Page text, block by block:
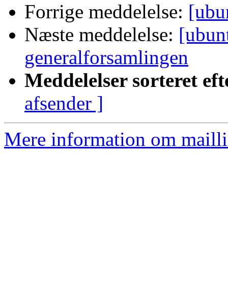
Forrige meddelelse:
Næste meddelelse:
generalforsamlingen
Meddelelser sorteret
afsender ]
Mere information om